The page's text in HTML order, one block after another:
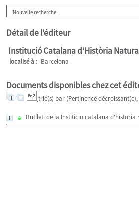
Nouvelle recherche
Détail de l'éditeur
Institució Catalana d’Història
localisé à : Barcelona
Documents disponibles chez cet
trié(s) par (Pertinence
Butlleti de la Institicio catalana d'historia